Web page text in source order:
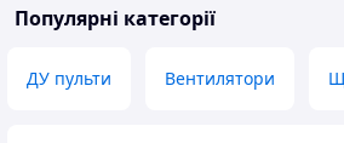
Популярні категорії
ДУ пульти Вентилятори